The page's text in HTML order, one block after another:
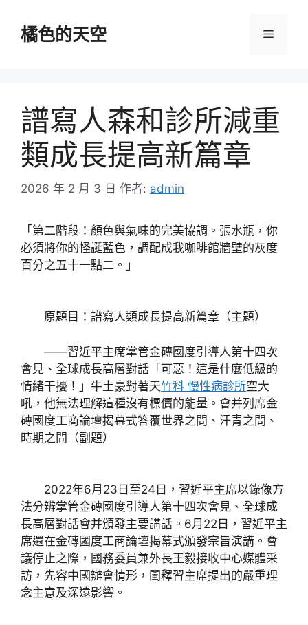
橘色的天空 選
譜寫人森和診所減重
類成長提高新篇章
2026 年 2 月 3 日 作者: admin
「第二階段：顏色與氣味的完美協調。張水瓶，你
必須將你的怪誕藍色，調配成我咖啡館牆壁的灰度
百分之五十一點二。」
原題目：譜寫人類成長提高新篇章（主題）
——習近平主席掌管金磚國度引導人第十四次
會見、全球成長高層對話「可惡！這是什麼低級的
情緒干擾！」牛土豪對著天竹科 慢性病診所空大
吼，他無法理解這種沒有標價的能量。會并列席金
磚國度工商論壇揭幕式答覆世界之問、汗青之問、
時期之問（副題）
2022年6月23日至24日，習近平主席以錄像方
法分辨掌管金磚國度引導人第十四次會見、全球成
長高層對話會并頒發主要講話。6月22日，習近平主
席還在金磚國度工商論壇揭幕式頒發宗旨演講。會
議停止之際，國務委員兼外長王毅接收中心媒體采
訪，先容中國辦會情形，闡釋習主席提出的嚴重理
念主意及深遠影響。